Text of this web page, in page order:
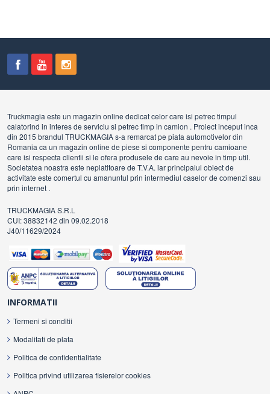
Truckmagia este un magazin online dedicat celor care isi petrec timpul
calatorind in interes de serviciu si petrec timp in camion . Proiect inceput inca
din 2015 brandul TRUCKMAGIA s-a remarcat pe piata automotivelor din
Romania ca un magazin online de piese si componente pentru camioane
care isi respecta clientii si le ofera produsele de care au nevoie in timp util.
Societatea noastra este neplatitoare de T.V.A. iar principalul obiect de
activitate este comertul cu amanuntul prin intermediul caselor de comenzi sau
prin internet .
TRUCKMAGIA S.R.L
CUI: 38832142 din 09.02.2018
J40/11629/2024
INFORMATII
Termeni si conditii
Modalitati de plata
Politica de confidentialitate
Politica privind utilizarea fisierelor cookies